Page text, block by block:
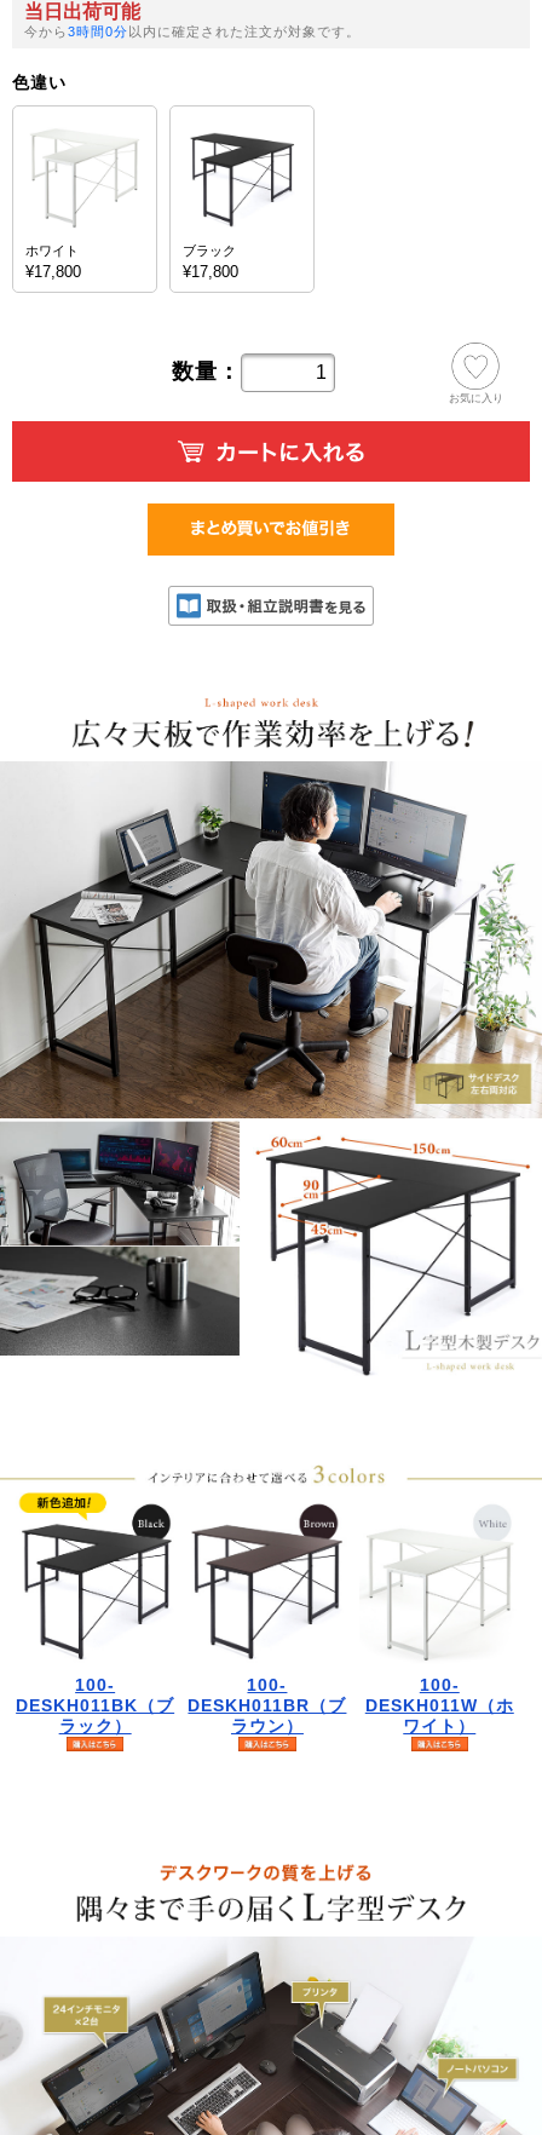
当日出荷可能
今から3時間0分以内に確定された注文が対象です。
色違い
ホワイト
¥17,800
ブラック
¥17,800
数量：
お気に入り
100-
DESKH011BK（ブ
ラック）
100-
DESKH011BR（ブ
ラウン）
100-
DESKH011W（ホ
ワイト）